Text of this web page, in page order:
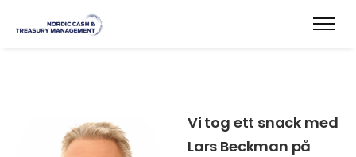
Vi tog ett snack med
Lars Beckman på